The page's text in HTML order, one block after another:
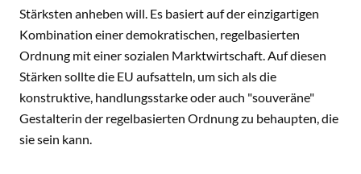
Stärksten anheben will. Es basiert auf der einzigartigen
Kombination einer demokratischen, regelbasierten
Ordnung mit einer sozialen Marktwirtschaft. Auf diesen
Stärken sollte die EU aufsatteln, um sich als die
konstruktive, handlungsstarke oder auch "souveräne"
Gestalterin der regelbasierten Ordnung zu behaupten, die
sie sein kann.